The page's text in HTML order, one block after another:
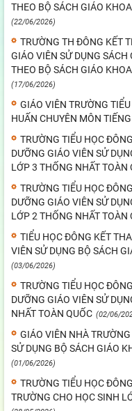
THEO BỘ SÁCH GIÁO
(22/06/2026)
TRƯỜNG TH ĐÔNG KẾT
GIÁO VIÊN SỬ DỤNG
THEO BỘ SÁCH GIÁO
(17/06/2026)
GIÁO VIÊN TRƯỜNG
HUẤN CHUYÊN MÔN
TRƯỜNG TIỂU HỌC
DƯỠNG GIÁO VIÊN SỬ
LỚP 3 THỐNG NHẤT TOÀN
TRƯỜNG TIỂU HỌC
DƯỠNG GIÁO VIÊN SỬ
LỚP 2 THỐNG NHẤT TOÀN
TIỂU HỌC ĐÔNG KẾT
VIÊN SỬ DỤNG BỘ SÁCH
(03/06/2026)
TRƯỜNG TIỂU HỌC
DƯỠNG GIÁO VIÊN SỬ
NHẤT TOÀN QUỐC (02/06/
GIÁO VIÊN NHÀ
SỬ DỤNG BỘ SÁCH GIÁO
(01/06/2026)
TRƯỜNG TIỂU HỌC
TRƯỜNG CHO HỌC SINH